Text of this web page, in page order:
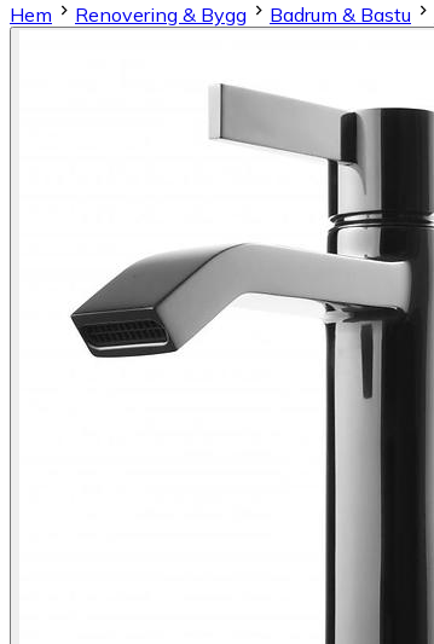
Hem
Renovering & Bygg Badrum & Bastu